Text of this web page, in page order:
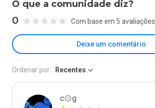
O que a comunidade diz?
0 Com base em 5 avaliações
Deixe um comentário
Ordenar por: Recentes
c۞g